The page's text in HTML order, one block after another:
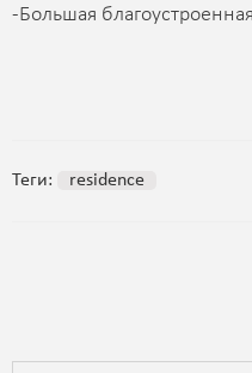
-Большая
Теги: residence